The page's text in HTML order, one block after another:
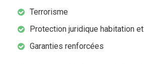
Terrorisme
Protection juridique habitation
Garanties renforcées